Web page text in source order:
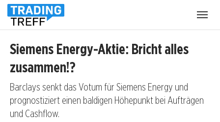
Siemens Energy-Aktie: Bricht alles
zusammen!?
Barclays senkt das Votum für Siemens Energy und
prognostiziert einen baldigen Höhepunkt bei Aufträgen
und Cashflow.